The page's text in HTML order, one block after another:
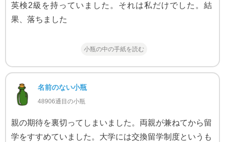
英検2級を持っていました。それは私だけでした。結
果、落ちました
小瓶の中の手紙を読む
名前のない小瓶
48906通目の小瓶
親の期待を裏切ってしまいました。両親が兼ねてから留
学をすすめていました。大学には交換留学制度というも